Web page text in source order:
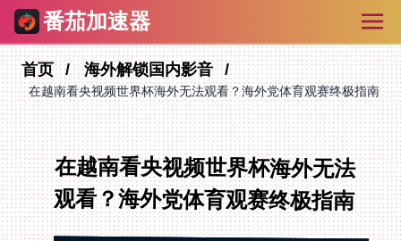
番茄加速器
首页 海外解锁国内影音
在越南看央视频世界杯海外无法观看？海外党体育观赛终极指南
在越南看央视频世界杯海外无法
观看？海外党体育观赛终极指南